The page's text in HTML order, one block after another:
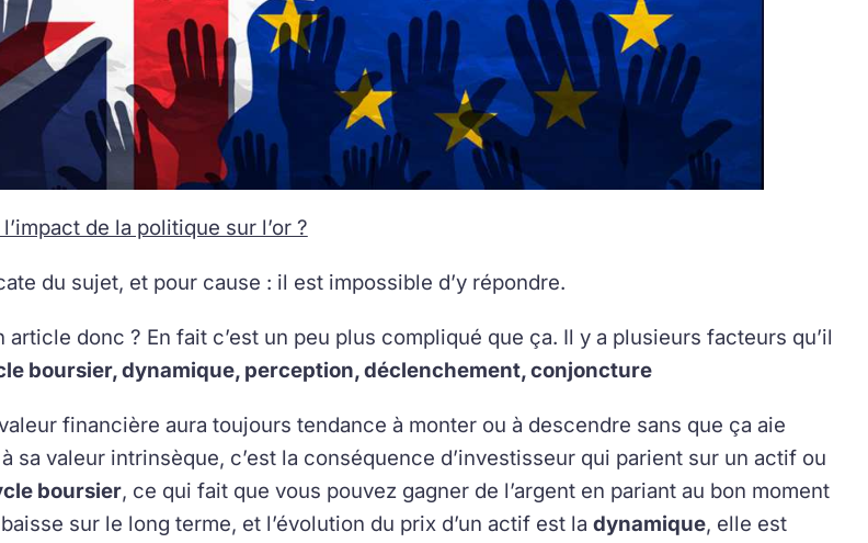
de la politique sur l’or ?
du sujet, et pour cause : il est impossible d’y répondre.
donc ? En fait c’est un peu plus compliqué que ça. Il y a plusieurs facteurs qu’il
boursier, dynamique, perception, déclenchement, conjoncture
financière aura toujours tendance à monter ou à descendre sans que ça aie
sa valeur intrinsèque, c’est la conséquence d’investisseur qui parient sur un actif ou
boursier, ce qui fait que vous pouvez gagner de l’argent en pariant au bon moment
sur le long terme, et l’évolution du prix d’un actif est la dynamique, elle est